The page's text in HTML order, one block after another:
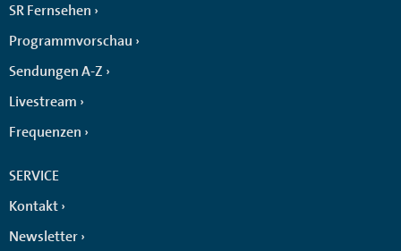
SR Fernsehen
Programmvorschau
Sendungen A-Z
Livestream
Frequenzen
SERVICE
Kontakt
Newsletter